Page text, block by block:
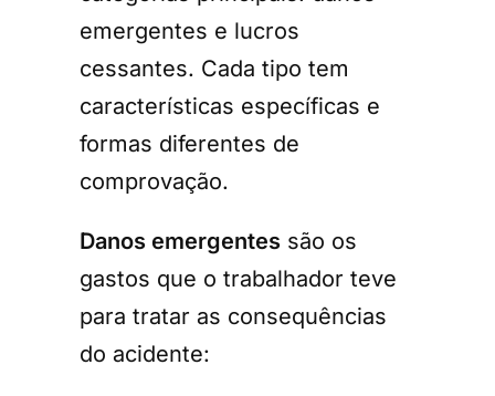
emergentes e lucros
cessantes. Cada tipo tem
características específicas e
formas diferentes de
comprovação.
Danos emergentes são os
gastos que o trabalhador teve
para tratar as consequências
do acidente: